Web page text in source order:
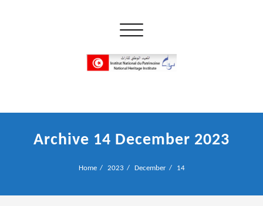
Toggle navigation
INP المعهد الوطني للتراث
Archive 14 December 2023
Home 2023 December 14